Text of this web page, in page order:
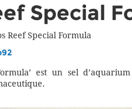
Special
Reef Special Formula
est un sel